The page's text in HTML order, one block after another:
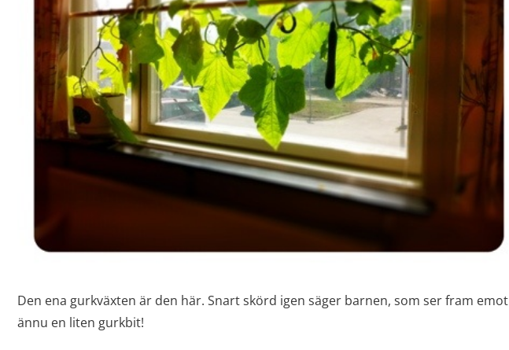
Den ena gurkväxten är den här. Snart skörd igen säger barnen, som ser fram emot
ännu en liten gurkbit!